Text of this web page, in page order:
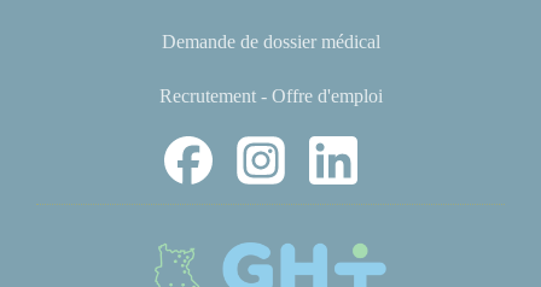
Demande de dossier médical
Recrutement - Offre d'emploi